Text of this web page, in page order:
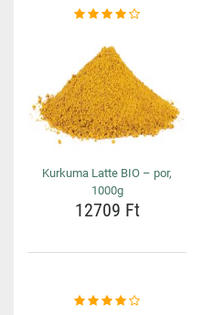
Kurkuma Latte BIO – por,
1000g
12709 Ft